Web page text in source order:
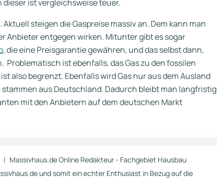
dieser ist vergleichsweise teuer.
steigen die Gaspreise massiv an. Dem kann man
Anbieter entgegen wirken. Mitunter gibt es sogar
, die eine Preisgarantie gewähren, und das selbst dann,
ist ebenfalls, das Gas zu den fossilen
also begrenzt. Ebenfalls wird Gas nur aus dem Ausland
aus Deutschland. Dadurch bleibt man langfristig
mit den Anbietern auf dem deutschen Markt
Massivhaus.de Online Redakteur - Fachgebiet Hausbau
und somit ein echter Enthusiast in Bezug auf die